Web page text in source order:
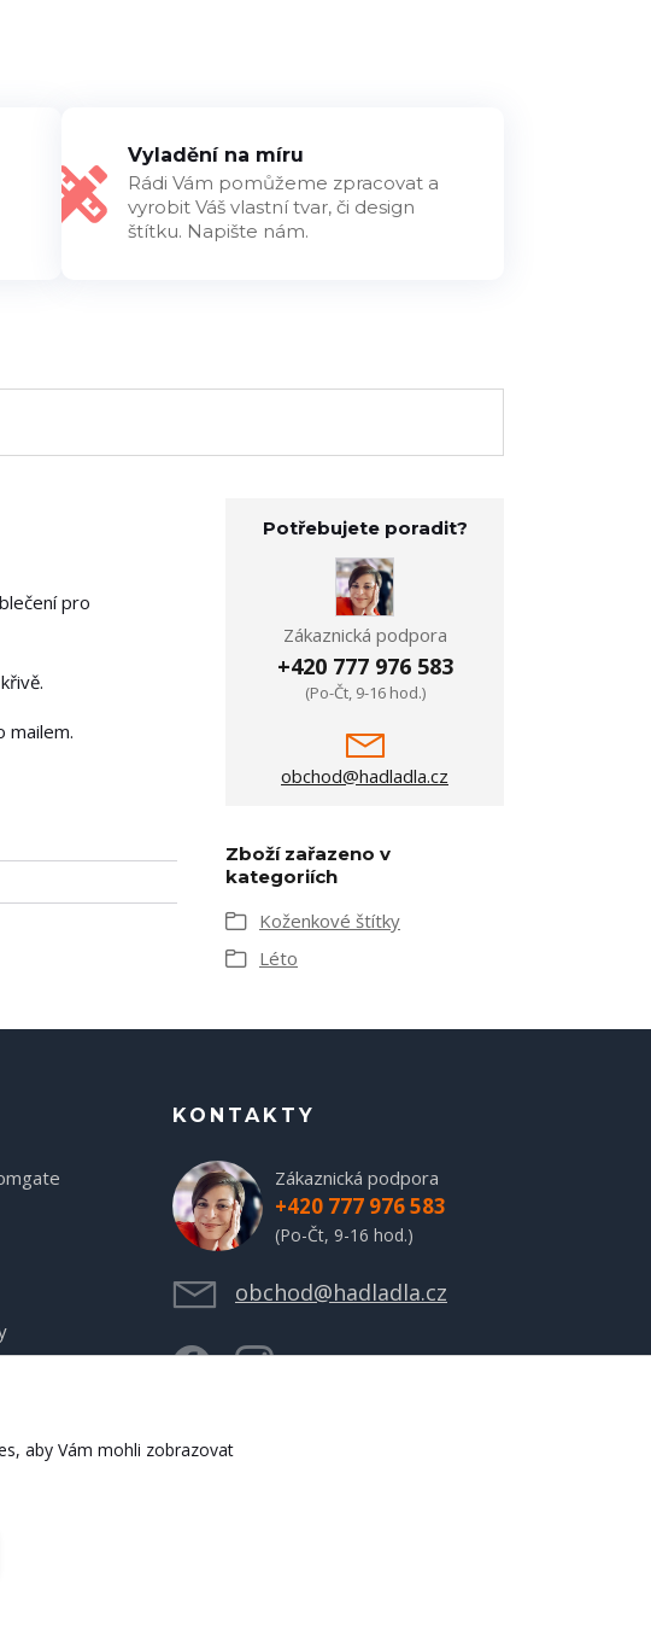
Vyladění na míru
Rádi Vám pomůžeme zpracovat a
vyrobit Váš vlastní tvar, či design
štítku. Napište nám.
pro
mailem.
Potřebujete poradit?
Zákaznická podpora
+420 777 976 583
(Po-Čt, 9-16 hod.)
obchod@hadladla.cz
Zboží zařazeno v
kategoriích
Koženkové štítky
Léto
KONTAKTY
Zákaznická podpora
+420 777 976 583
(Po-Čt, 9-16 hod.)
obchod@hadladla.cz
aby Vám mohli zobrazovat